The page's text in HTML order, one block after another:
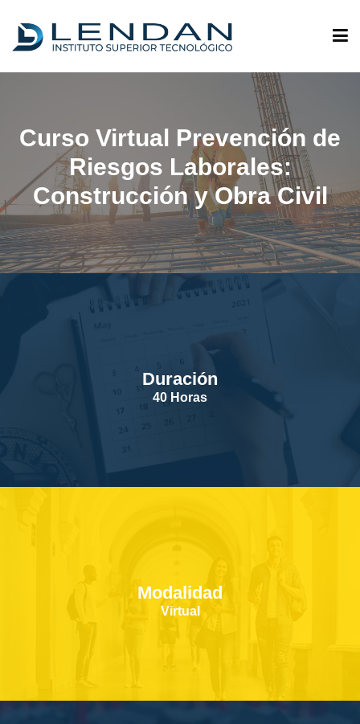
QUIÉNES SOMOS
OFERTA ACADÉMICA
INVESTIGACIÓN
Curso Virtual Prevención de
Riesgos Laborales:
Construcción y Obra Civil
Duración
40 Horas
Modalidad
Virtual